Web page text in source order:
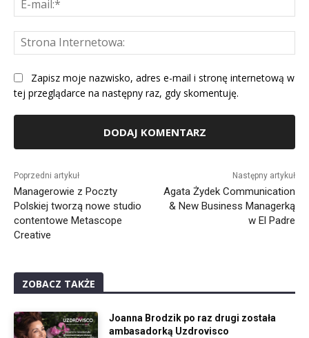
Zapisz moje nazwisko, adres e-mail i stronę internetową w
tej przeglądarce na następny raz, gdy skomentuję.
Poprzedni artykuł
Managerowie z Poczty
Polskiej tworzą nowe studio
contentowe Metascope
Creative
Następny artykuł
Agata Żydek Communication
& New Business Managerką
w El Padre
ZOBACZ TAKŻE
Joanna Brodzik po raz drugi została
ambasadorką Uzdrovisco